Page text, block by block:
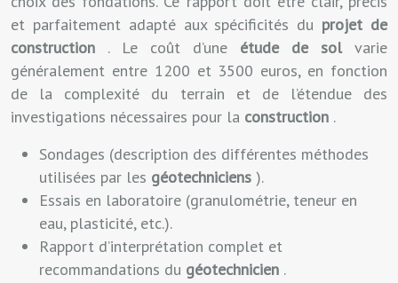
et parfaitement adapté aux spécificités du projet de
construction . Le coût d’une étude de sol varie
généralement entre 1200 et 3500 euros, en fonction
de la complexité du terrain et de l’étendue des
investigations nécessaires pour la construction .
Sondages (description des différentes méthodes
utilisées par les géotechniciens ).
Essais en laboratoire (granulométrie, teneur en
eau, plasticité, etc.).
Rapport d’interprétation complet et
recommandations du géotechnicien .